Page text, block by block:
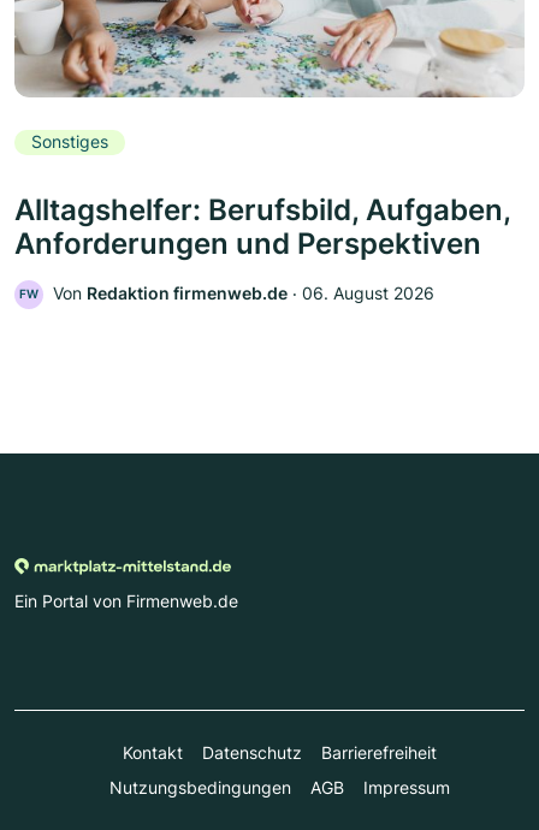
Sonstiges
Alltagshelfer: Berufsbild, Aufgaben,
Anforderungen und Perspektiven
FW Von Redaktion firmenweb.de ‧ 06. August 2026
Ein Portal von Firmenweb.de
Kontakt Datenschutz
Barrierefreiheit
Nutzungsbedingungen
AGB Impressum